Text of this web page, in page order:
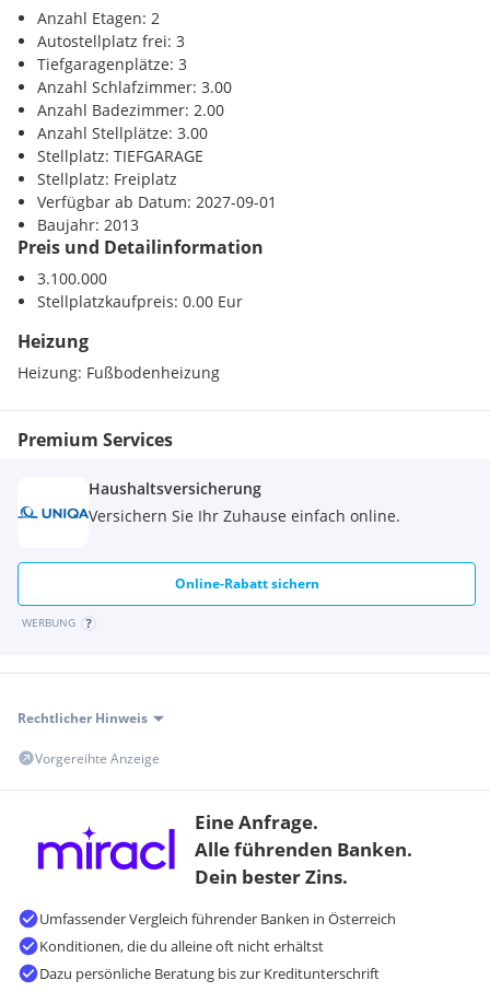
Anzahl Etagen: 2
Autostellplatz frei: 3
Tiefgaragenplätze: 3
Anzahl Schlafzimmer: 3.00
Anzahl Badezimmer: 2.00
Anzahl Stellplätze: 3.00
Stellplatz: TIEFGARAGE
Stellplatz: Freiplatz
Verfügbar ab Datum: 2027-09-01
Baujahr: 2013
Preis und Detailinformation
3.100.000
Stellplatzkaufpreis: 0.00 Eur
Heizung
Heizung: Fußbodenheizung
Premium Services
Haushaltsversicherung
Versichern Sie Ihr Zuhause einfach online.
Online-Rabatt sichern
WERBUNG
Rechtlicher Hinweis
Vorgereihte Anzeige
Eine Anfrage.
Alle führenden Banken.
Dein bester Zins.
Umfassender Vergleich führender Banken in Österreich
Konditionen, die du alleine oft nicht erhältst
Dazu persönliche Beratung bis zur Kreditunterschrift